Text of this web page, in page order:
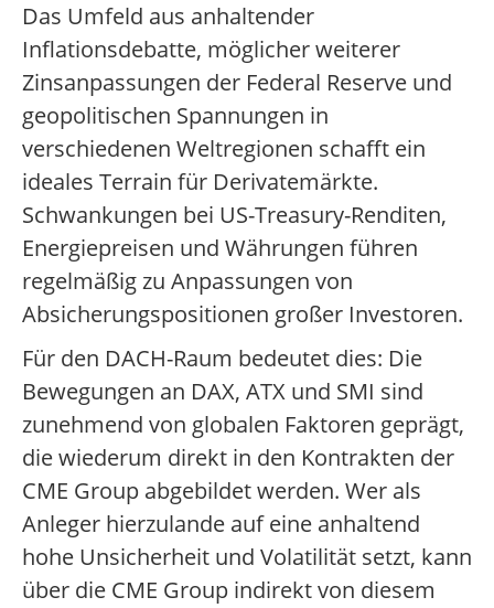
Das Umfeld aus anhaltender
Inflationsdebatte, möglicher weiterer
Zinsanpassungen der Federal Reserve und
geopolitischen Spannungen in
verschiedenen Weltregionen schafft ein
ideales Terrain für Derivatemärkte.
Schwankungen bei US-Treasury-Renditen,
Energiepreisen und Währungen führen
regelmäßig zu Anpassungen von
Absicherungspositionen großer Investoren.
Für den DACH-Raum bedeutet dies: Die
Bewegungen an DAX, ATX und SMI sind
zunehmend von globalen Faktoren geprägt,
die wiederum direkt in den Kontrakten der
CME Group abgebildet werden. Wer als
Anleger hierzulande auf eine anhaltend
hohe Unsicherheit und Volatilität setzt, kann
über die CME Group indirekt von diesem